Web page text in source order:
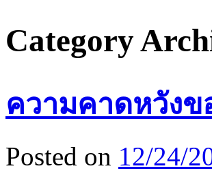
Category
ความคาดหวังข
Posted on 12/24/